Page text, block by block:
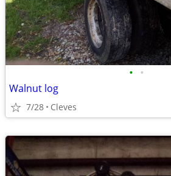
• •
Walnut log
7/28 Cleves